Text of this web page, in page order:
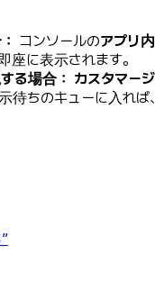
コンソールのアプリ
座に表示されます。
る場合： カスタマー
待ちのキューに入れ